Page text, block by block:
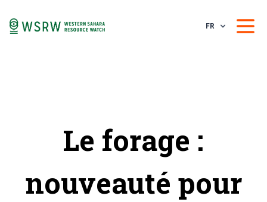
FR
Le forage :
nouveauté pour